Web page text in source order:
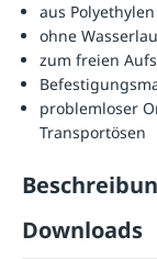
aus Polyethylen
ohne
zum freien
problemloser
Transportösen
Downloads